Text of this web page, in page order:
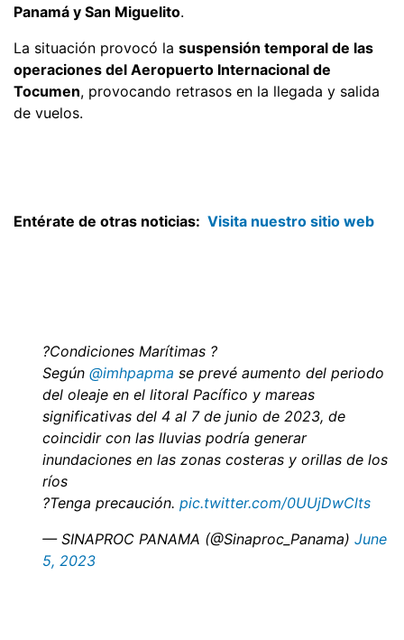
Panamá y San Miguelito.
La situación provocó la suspensión temporal de las
operaciones del Aeropuerto Internacional de
Tocumen, provocando retrasos en la llegada y salida
de vuelos.
Entérate de otras noticias: Visita nuestro sitio web
?Condiciones Marítimas ?
Según @imhpapma se prevé aumento del periodo
del oleaje en el litoral Pacífico y mareas
significativas del 4 al 7 de junio de 2023, de
coincidir con las lluvias podría generar
inundaciones en las zonas costeras y orillas de los
ríos
?Tenga precaución. pic.twitter.com/0UUjDwClts
— SINAPROC PANAMA (@Sinaproc_Panama) June
5, 2023